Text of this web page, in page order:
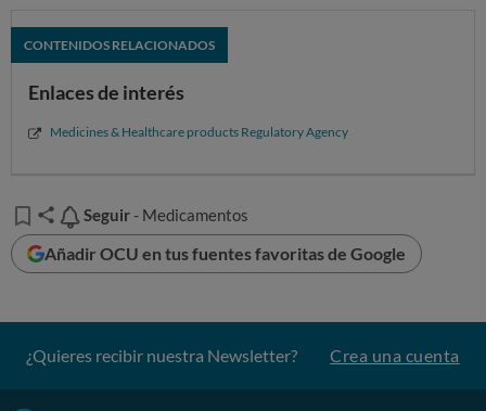
CONTENIDOS RELACIONADOS
Enlaces de interés
Medicines & Healthcare products Regulatory Agency
Seguir
Seguir - Medicamentos
Añadir OCU en tus fuentes favoritas de Google
¿Quieres recibir nuestra Newsletter? Crea una cuenta